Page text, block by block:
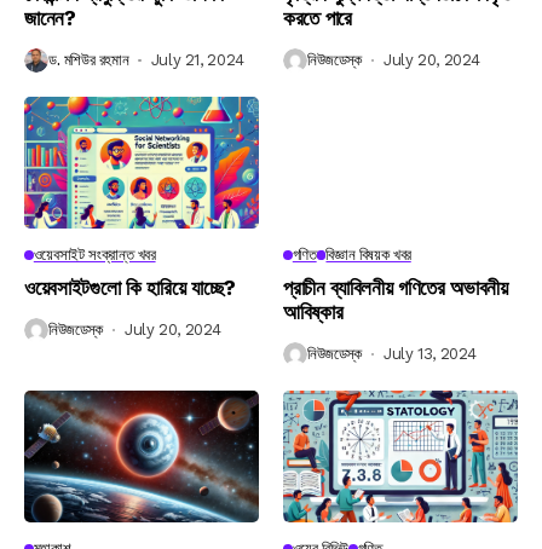
জানেন?
ড. মশিউর রহমান July 21, 2024
করতে পারে
নিউজডেস্ক July 20, 2024
ওয়েবসাইট সংক্রান্ত খবর
ওয়েবসাইটগুলো কি হারিয়ে যাচ্ছে?
নিউজডেস্ক July 20, 2024
গণিত বিজ্ঞান বিষয়ক খবর
প্রাচীন ব্যাবিলনীয় গণিতের অভাবনীয়
আবিষ্কার
নিউজডেস্ক July 13, 2024